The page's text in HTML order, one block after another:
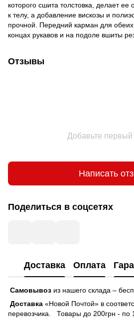
которого сшита толстовка, делает ее
к телу, а добавление вискозы и
прочной. Передний карман для обеих
концах рукавов и на подоле вшиты
Отзывы
Добавьте первый
Написать
Поделиться в соцсетях
Доставка Оплата
Самовывоз из нашего склада –
Доставка «Новой Почтой» в
перевозчика. Товары до 200грн - по